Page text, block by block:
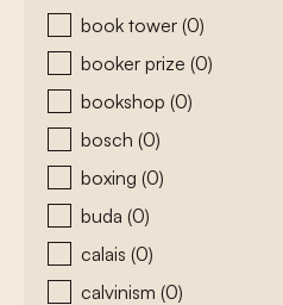
book tower (0)
booker prize (0)
bookshop (0)
bosch (0)
boxing (0)
buda (0)
calais (0)
calvinism (0)